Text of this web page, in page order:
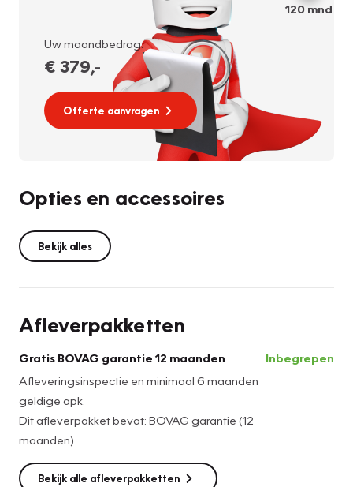
120mnd
Uw maandbedrag:
€ 379,-
Offerte aanvragen
Opties en accessoires
Bekijk alles
Afleverpakketten
Gratis BOVAG garantie 12 maanden
Afleveringsinspectie en minimaal 6 maanden
geldige apk.
Dit afleverpakket bevat: BOVAG garantie (12
maanden)
Inbegrepen
Bekijk alle afleverpakketten